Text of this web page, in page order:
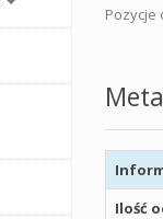
Pozycje
Ilość